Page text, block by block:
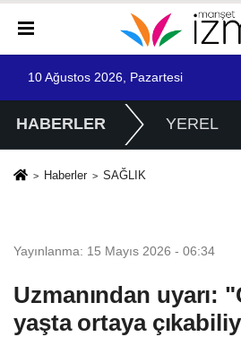
10 Ağustos 2026, Pazartesi
HABERLER YEREL
Haberler SAĞLIK
Yayınlanma: 15 Mayıs 2026 - 06:34
Uzmanından uyarı:
yaşta ortaya